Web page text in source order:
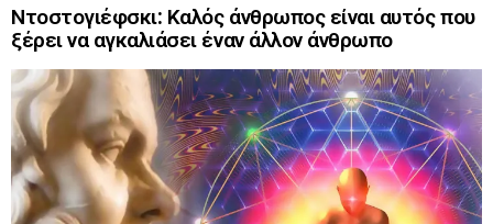
Ντοστογιέφσκι: Καλός άνθρωπος είναι αυτός που
ξέρει να αγκαλιάσει έναν άλλον άνθρωπο